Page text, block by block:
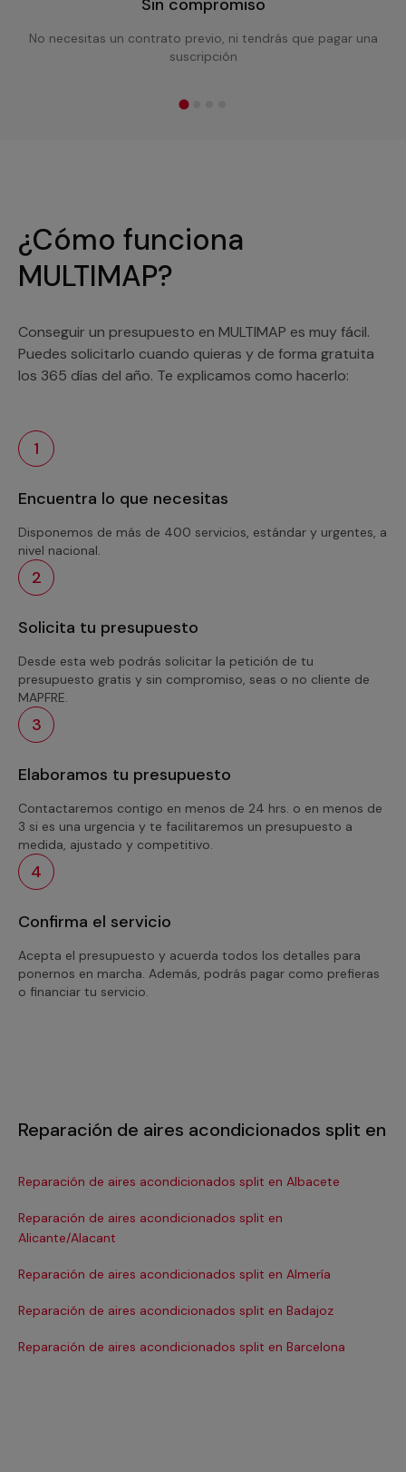
No necesitas un contrato previo, ni tendrás que pagar una
suscripción
¿Cómo funciona
MULTIMAP?
Conseguir un presupuesto en MULTIMAP es muy fácil.
Puedes solicitarlo cuando quieras y de forma gratuita
los 365 días del año. Te explicamos como hacerlo:
1
Encuentra lo que necesitas
Disponemos de más de 400 servicios, estándar y urgentes, a
nivel nacional.
2
Solicita tu presupuesto
Desde esta web podrás solicitar la petición de tu
presupuesto gratis y sin compromiso, seas o no cliente de
MAPFRE.
3
Elaboramos tu presupuesto
Contactaremos contigo en menos de 24 hrs. o en menos de
3 si es una urgencia y te facilitaremos un presupuesto a
medida, ajustado y competitivo.
4
Confirma el servicio
Acepta el presupuesto y acuerda todos los detalles para
ponernos en marcha. Además, podrás pagar como prefieras
o financiar tu servicio.
Reparación de aires acondicionados split en
Reparación de aires acondicionados split en Albacete
Reparación de aires acondicionados split en
Alicante/Alacant
Reparación de aires acondicionados split en Almería
Reparación de aires acondicionados split en Badajoz
Reparación de aires acondicionados split en Barcelona